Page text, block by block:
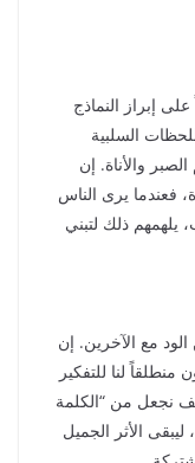
إبراز النماذج
السلبية
والأناة. إن
فعندما يرى الناس
ذلك لتبني
مع الآخرين. إن
لنا للتفكير
نجعل من “الكلمة
الأثر الجميل